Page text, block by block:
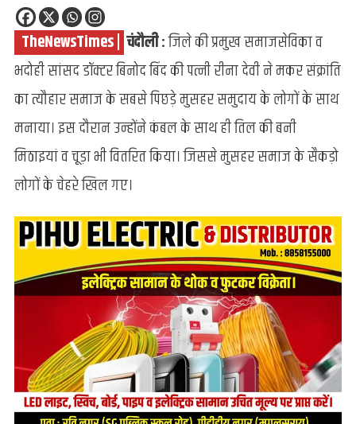
मकर
संक्रांति
पर
लोगों
वितरित
किया
कंबल
व
लोगों
के
खिले
TheNewsTimes | चंदौली :जिले की प्रमुख समाजसेविका व
भदोही सांसद डॉक्टर बिनोद बिंद की पत्नी रीना देवी ने मकर संक्रांति
का त्यौहार समाज के सबसे पिछड़े मुसहर समुदाय के लोगों के साथ
मनाया। इस दौरान उन्होंने कंबल के साथ ही तिल की बनी
मिठाइयां व चूड़ा भी वितरित किया। जिससे मुसहर समाज के सैकड़ो
लोगों के चेहरे खिल गए।